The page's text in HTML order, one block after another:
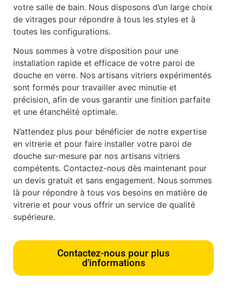
votre salle de bain. Nous disposons d’un large choix
de vitrages pour répondre à tous les styles et à
toutes les configurations.
Nous sommes à votre disposition pour une
installation rapide et efficace de votre paroi de
douche en verre. Nos artisans vitriers expérimentés
sont formés pour travailler avec minutie et
précision, afin de vous garantir une finition parfaite
et une étanchéité optimale.
N’attendez plus pour bénéficier de notre expertise
en vitrerie et pour faire installer votre paroi de
douche sur-mesure par nos artisans vitriers
compétents. Contactez-nous dès maintenant pour
un devis gratuit et sans engagement. Nous sommes
là pour répondre à tous vos besoins en matière de
vitrerie et pour vous offrir un service de qualité
supérieure.
Contactez-nous pour plus
d'informations